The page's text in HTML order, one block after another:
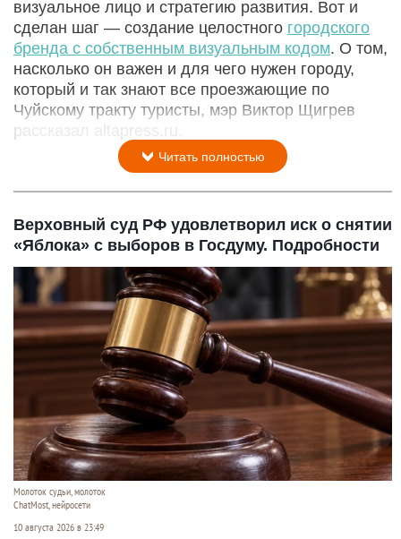
визуальное лицо и стратегию развития. Вот и
сделан шаг — создание целостного городского
бренда с собственным визуальным кодом. О том,
насколько он важен и для чего нужен городу,
который и так знают все проезжающие по
Чуйскому тракту туристы, мэр Виктор Щигрев
рассказал altapress.ru.
Читать полностью
Верховный суд РФ удовлетворил иск о снятии
«Яблока» с выборов в Госдуму. Подробности
Молоток судьи, молоток
ChatMost, нейросети
10 августа 2026 в 23:49